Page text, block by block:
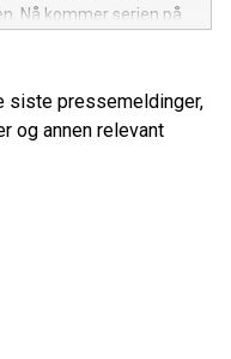
Nå kommer serien på
siste pressemeldinger,
og annen relevant